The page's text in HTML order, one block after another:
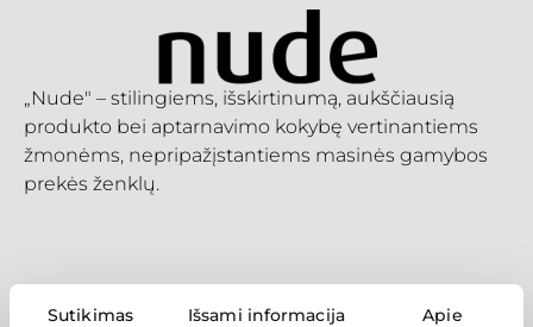
Sutikimas Išsami informacija Apie
„Nude" – stilingiems, išskirtinumą, aukščiausią
produkto bei aptarnavimo kokybę vertinantiems
žmonėms, nepripažįstantiems masinės gamybos
prekės ženklų.